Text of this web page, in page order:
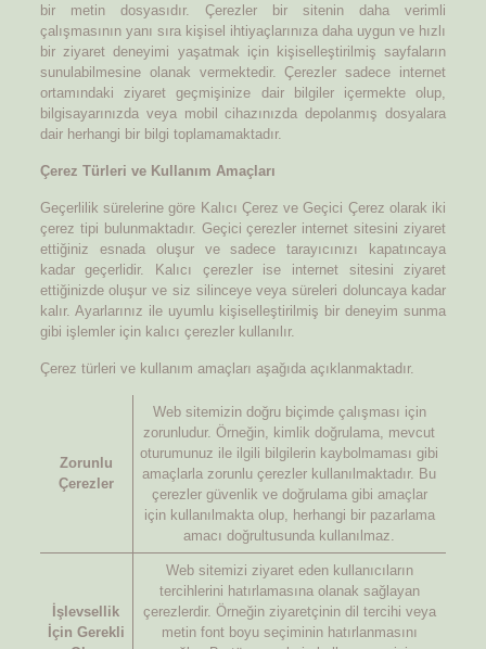
bir metin dosyasıdır. Çerezler bir sitenin daha verimli
çalışmasının yanı sıra kişisel ihtiyaçlarınıza daha uygun ve hızlı
bir ziyaret deneyimi yaşatmak için kişiselleştirilmiş sayfaların
sunulabilmesine olanak vermektedir. Çerezler sadece internet
ortamındaki ziyaret geçmişinize dair bilgiler içermekte olup,
bilgisayarınızda veya mobil cihazınızda depolanmış dosyalara
dair herhangi bir bilgi toplamamaktadır.
Çerez Türleri ve Kullanım Amaçları
Geçerlilik sürelerine göre Kalıcı Çerez ve Geçici Çerez olarak iki
çerez tipi bulunmaktadır. Geçici çerezler internet sitesini ziyaret
ettiğiniz esnada oluşur ve sadece tarayıcınızı kapatıncaya
kadar geçerlidir. Kalıcı çerezler ise internet sitesini ziyaret
ettiğinizde oluşur ve siz silinceye veya süreleri doluncaya kadar
kalır. Ayarlarınız ile uyumlu kişiselleştirilmiş bir deneyim sunma
gibi işlemler için kalıcı çerezler kullanılır.
Çerez türleri ve kullanım amaçları aşağıda açıklanmaktadır.
Zorunlu
Çerezler
Web sitemizin doğru biçimde çalışması için
zorunludur. Örneğin, kimlik doğrulama, mevcut
oturumunuz ile ilgili bilgilerin kaybolmaması gibi
amaçlarla zorunlu çerezler kullanılmaktadır. Bu
çerezler güvenlik ve doğrulama gibi amaçlar
için kullanılmakta olup, herhangi bir pazarlama
amacı doğrultusunda kullanılmaz.
İşlevsellik
İçin Gerekli
Web sitemizi ziyaret eden kullanıcıların
tercihlerini hatırlamasına olanak sağlayan
çerezlerdir. Örneğin ziyaretçinin dil tercihi veya
metin font boyu seçiminin hatırlanmasını